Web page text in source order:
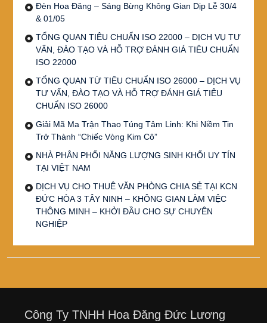
Đèn Hoa Đăng – Sáng Bừng Không Gian Dịp Lễ 30/4
& 01/05
TỔNG QUAN TIÊU CHUẨN ISO 22000 – DỊCH VỤ TƯ
VẤN, ĐÀO TẠO VÀ HỖ TRỢ ĐÁNH GIÁ TIÊU CHUẨN
ISO 22000
TỔNG QUAN TỪ TIÊU CHUẨN ISO 26000 – DỊCH VỤ
TƯ VẤN, ĐÀO TẠO VÀ HỖ TRỢ ĐÁNH GIÁ TIÊU
CHUẨN ISO 26000
Giải Mã Ma Trận Thao Túng Tâm Linh: Khi Niềm Tin
Trở Thành “Chiếc Vòng Kim Cô”
NHÀ PHÂN PHỐI NĂNG LƯỢNG SINH KHỐI UY TÍN
TẠI VIỆT NAM
DỊCH VỤ CHO THUÊ VĂN PHÒNG CHIA SẺ TẠI KCN
ĐỨC HÒA 3 TÂY NINH – KHÔNG GIAN LÀM VIỆC
THÔNG MINH – KHỞI ĐẦU CHO SỰ CHUYÊN
NGHIỆP
Công Ty TNHH Hoa Đăng Đức Lương